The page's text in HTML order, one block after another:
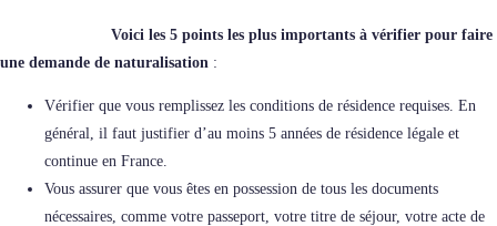
Voici les 5 points les plus importants à vérifier pour faire
une demande de naturalisation :
Vérifier que vous remplissez les conditions de résidence requises. En
général, il faut justifier d’au moins 5 années de résidence légale et
continue en France.
Vous assurer que vous êtes en possession de tous les documents
nécessaires, comme votre passeport, votre titre de séjour, votre acte de